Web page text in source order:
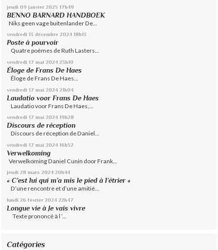
jeudi 09 janvier 2025 17h49
BENNO BARNARD HANDBOEK
Niks geen vage buitenlander De...
vendredi 13 décembre 2024 18h13
Poste à pourvoir
Quatre poèmes de Ruth Lasters...
vendredi 17 mai 2024 23h10
Éloge de Frans De Haes
Éloge de Frans De Haes...
vendredi 17 mai 2024 21h04
Laudatio voor Frans De Haes
Laudatio voor Frans De Haes,...
vendredi 17 mai 2024 19h28
Discours de réception
Discours de réception de Daniel...
vendredi 17 mai 2024 16h52
Verwelkoming
Verwelkoming Daniel Cunin door Frank...
jeudi 28 mars 2024 20h44
« C’est lui qui m’a mis le pied à l’étrier »
D’une rencontre et d’une amitié...
lundi 26 février 2024 22h47
Longue vie à Je vais vivre
Texte prononcé à l ’...
Catégories